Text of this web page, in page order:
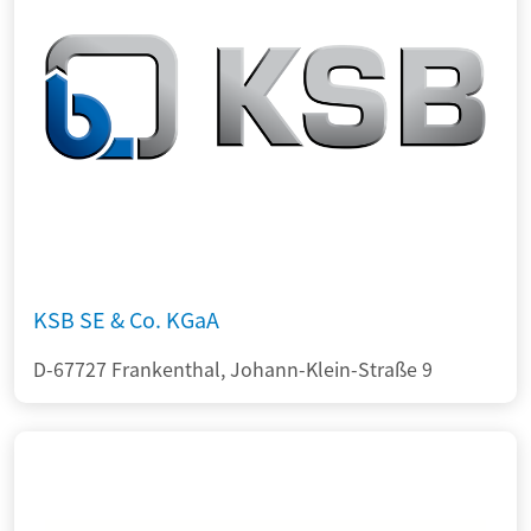
KSB SE & Co. KGaA
D-67727 Frankenthal, Johann-Klein-Straße 9